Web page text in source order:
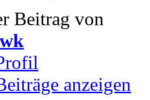
Beitrag von
anzeigen